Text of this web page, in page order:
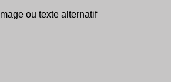
Image ou texte alternatif